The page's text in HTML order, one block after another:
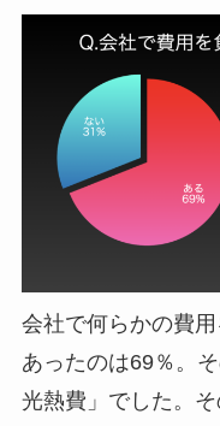
会社で何らかの費
あったのは69％。
光熱費」でした。